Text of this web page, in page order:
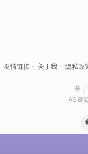
友情链接 · 关于我 · 隐私政
基
A5资